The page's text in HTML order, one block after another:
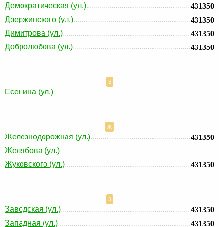
Демократическая (ул.)
431350
Дзержинского (ул.)
431350
Димитрова (ул.)
431350
Добролюбова (ул.)
431350
Е
Есенина (ул.)
Ж
Железнодорожная (ул.)
431350
Желябова (ул.)
Жуковского (ул.)
431350
З
Заводская (ул.)
431350
Западная (ул.)
431350